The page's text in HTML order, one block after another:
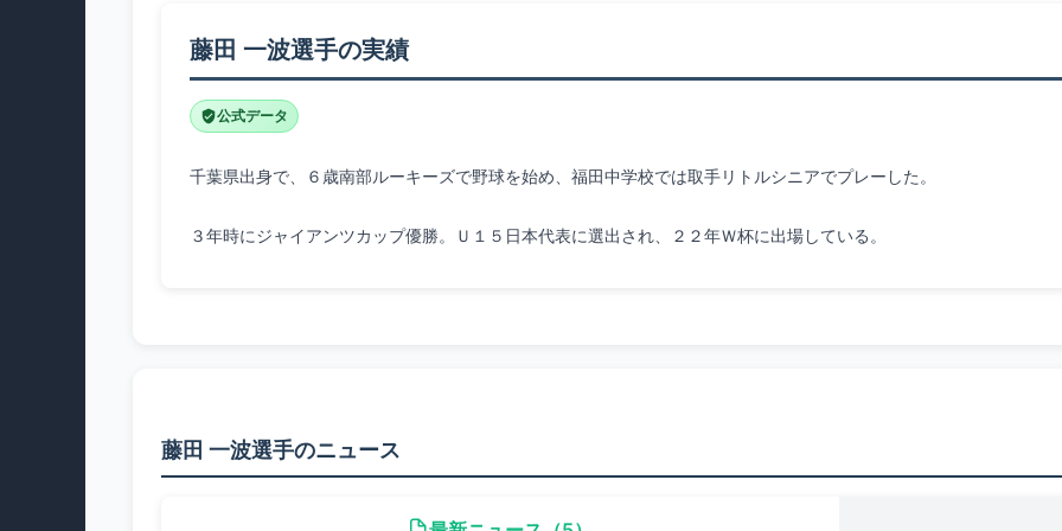
藤田 一波選手の実績
公式データ
３年時にジャイアンツカップ優勝。Ｕ１５日本代表に選出され、２２年Ｗ杯に出場している。
藤田 一波選手のニュース